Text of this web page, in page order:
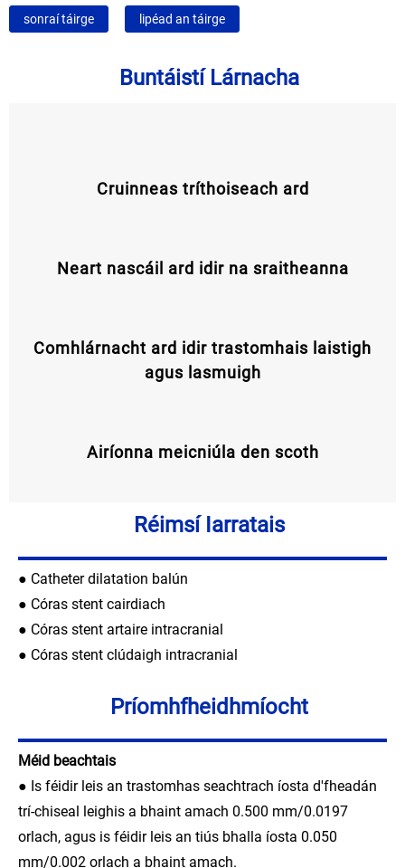
sonraí táirge lipéad an táirge
Buntáistí Lárnacha
Cruinneas tríthoiseach ard
Neart nascáil ard idir na sraitheanna
Comhlárnacht ard idir trastomhais laistigh
agus lasmuigh
Airíonna meicniúla den scoth
Réimsí Iarratais
● Catheter dilatation balún
● Córas stent cairdiach
● Córas stent artaire intracranial
● Córas stent clúdaigh intracranial
Príomhfheidhmíocht
Méid beachtais
● Is féidir leis an trastomhas seachtrach íosta d'fheadán
trí-chiseal leighis a bhaint amach 0.500 mm/0.0197
orlach, agus is féidir leis an tiús bhalla íosta 0.050
mm/0.002 orlach a bhaint amach.